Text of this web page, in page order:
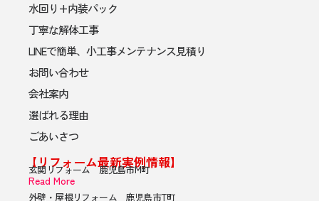
水回り+内装パック
丁寧な解体工事
LINEで簡単、小工事メンテナンス見積り
お問い合わせ
会社案内
選ばれる理由
ごあいさつ
【リフォーム最新実例情報】
玄関リフォーム 鹿児島市M町
Read More
外壁・屋根リフォーム 鹿児島市T町